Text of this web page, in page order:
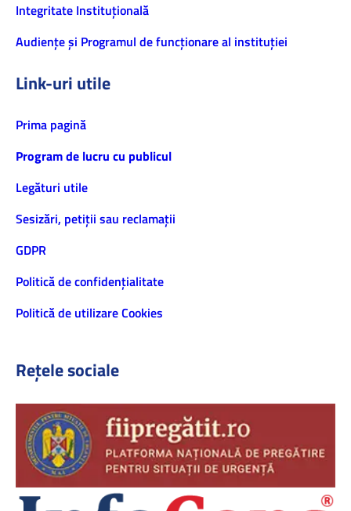
Integritate Instituțională
Audiențe și Programul de funcționare al instituției
Link-uri utile
Prima pagină
Program de lucru cu publicul
Legături utile
Sesizări, petiţii sau reclamații
GDPR
Politică de confidenţialitate
Politică de utilizare Cookies
Rețele sociale